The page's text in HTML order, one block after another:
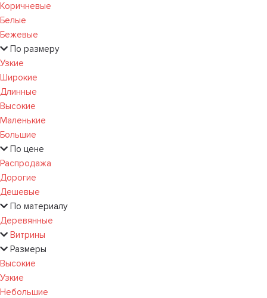
Коричневые
Белые
Бежевые
По размеру
Узкие
Широкие
Длинные
Высокие
Маленькие
Большие
По цене
Распродажа
Дорогие
Дешевые
По материалу
Деревянные
Витрины
Размеры
Высокие
Узкие
Небольшие